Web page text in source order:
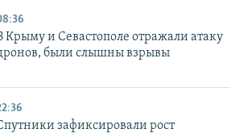
Крыму и Севастополе отражали атаку
были слышны взрывы
зафиксировали рост